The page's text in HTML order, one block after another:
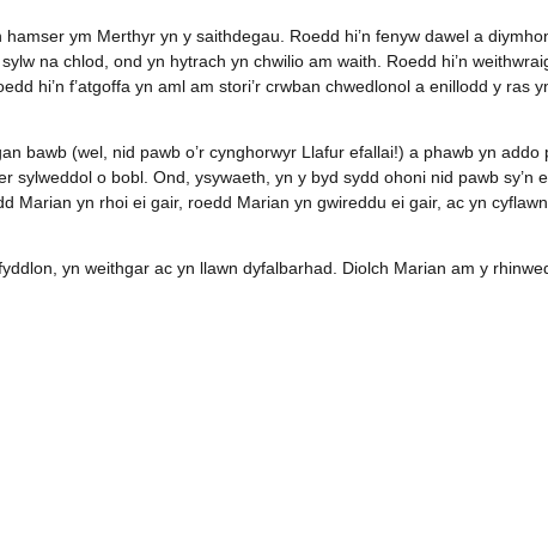
ym Merthyr yn y saithdegau. Roedd hi’n fenyw dawel a
na chlod, ond yn hytrach yn chwilio am waith. Roedd hi’n
hi’n f’atgoffa yn aml am stori’r crwban chwedlonol a enillodd y ras
bawb (wel, nid pawb o’r cynghorwyr Llafur efallai!) a phawb yn addo
o bobl. Ond, ysywaeth, yn y byd sydd ohoni nid pawb sy’n
Marian yn rhoi ei gair, roedd Marian yn gwireddu ei gair, ac yn
yn weithgar ac yn llawn dyfalbarhad. Diolch Marian am y